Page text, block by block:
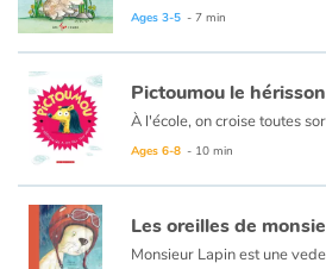
Ages 3-5 - 7 min
Ages 6-8 - 10 min
Les oreilles de